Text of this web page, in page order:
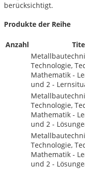
berücksichtigt.
Produkte der Reihe
Anzahl
Technologie,
Mathematik -
und 2 -
Technologie,
Mathematik -
und 2 -
Technologie,
Mathematik -
und 2 -